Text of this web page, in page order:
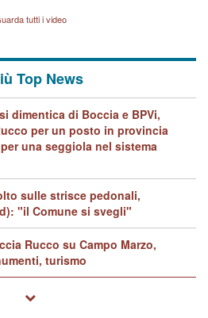
tutti i video
Top News
dimentica di Boccia e BPVi,
per un posto in provincia
una seggiola nel sistema
sulle strisce pedonali,
"il Comune si svegli"
Rucco su Campo Marzo,
turismo